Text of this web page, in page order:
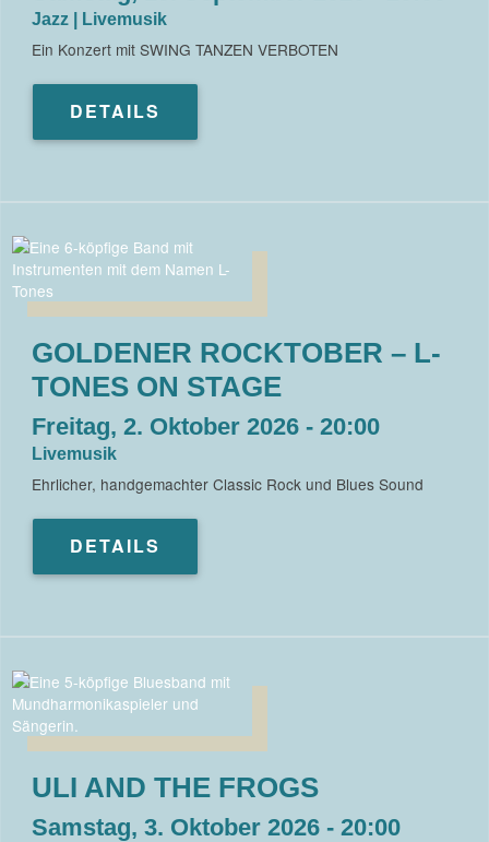
Jazz | Livemusik
Ein Konzert mit SWING TANZEN VERBOTEN
DETAILS
GOLDENER ROCKTOBER – L-
TONES ON STAGE
Freitag, 2. Oktober 2026 - 20:00
Livemusik
Ehrlicher, handgemachter Classic Rock und Blues Sound
DETAILS
ULI AND THE FROGS
Samstag, 3. Oktober 2026 - 20:00